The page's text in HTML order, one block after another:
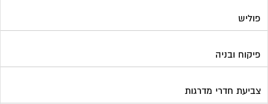
פוליש
פיקוח ובניה
צביעת חדרי מדרגות